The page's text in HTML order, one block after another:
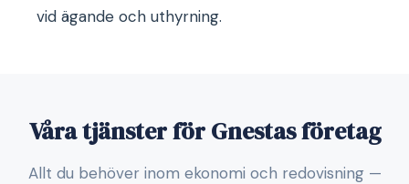
vid ägande och uthyrning.
Våra tjänster för Gnestas företag
Allt du behöver inom ekonomi och redovisning —